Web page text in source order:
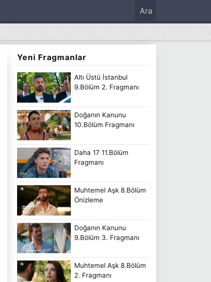
Ara
Yeni Fragmanlar
Altı Üstü İstanbul
9.Bölüm 2. Fragmanı
Doğanın Kanunu
10.Bölüm Fragmanı
Daha 17 11.Bölüm
Fragmanı
Muhtemel Aşk 8.Bölüm
Önizleme
Doğanın Kanunu
9.Bölüm 3. Fragmanı
Muhtemel Aşk 8.Bölüm
2. Fragmanı